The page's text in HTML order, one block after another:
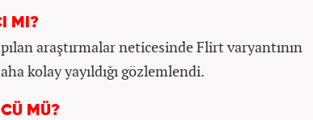
MI?
araştırmalar neticesinde Flirt varyantının
kolay yayıldığı gözlemlendi.
MÜ?